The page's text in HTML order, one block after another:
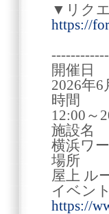
▼リク
https://
開催日
2026年6
時間
12:00～
施設名
横浜ワ
場所
屋上 ル
イベン
https://